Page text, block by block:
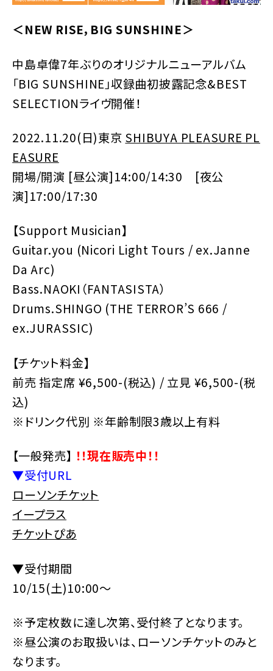
＜NEW RISE，BIG SUNSHINE＞
中島卓偉7年ぶりのオリジナルニューアルバム
「BIG SUNSHINE」収録曲初披露記念&BEST
SELECTIONライヴ開催！
2022.11.20(日)東京 SHIBUYA PLEASURE PL
EASURE
開場/開演 [昼公演]14:00/14:30 [夜公
演]17:00/17:30
【Support Musician】
Guitar.you (Nicori Light Tours / ex.Janne
Da Arc)
Bass.NAOKI（FANTASISTA）
Drums.SHINGO (THE TERROR’S 666 /
ex.JURASSIC)
【チケット料金】
前売 指定席 ¥6,500-(税込) / 立見 ¥6,500-(税
込)
※ドリンク代別 ※年齢制限3歳以上有料
【一般発売】 ！！現在販売中！！
▼受付URL
ローソンチケット
イープラス
チケットぴあ
▼受付期間
10/15(土)10:00〜
※予定枚数に達し次第、受付終了となります。
※昼公演のお取扱いは、ローソンチケットのみと
なります。